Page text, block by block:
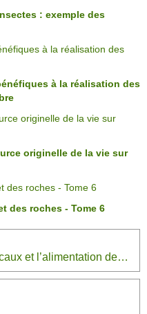
: exemple des
à la réalisation des
originelle de la vie sur
des roches - Tome 6
La diversité des appareils buccaux et l’alimentation des Insectes